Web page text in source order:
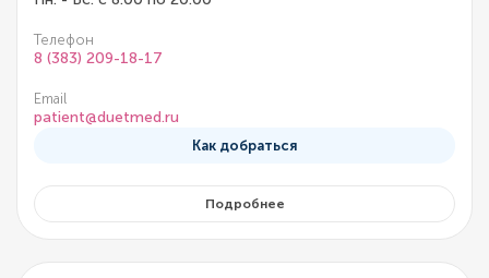
Телефон
8 (383) 209-18-17
Email
patient@duetmed.ru
Как добраться
Подробнее